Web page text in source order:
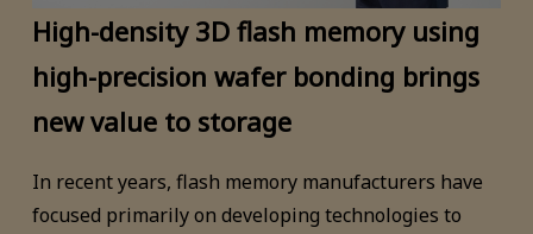
High-density 3D flash memory using
high-precision wafer bonding brings
new value to storage
In recent years, flash memory manufacturers have
focused primarily on developing technologies to